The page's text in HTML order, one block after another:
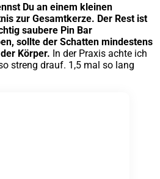
Du an einem kleinen
zur Gesamtkerze. Der Rest ist
saubere Pin Bar
sollte der Schatten mindestens
Körper. In der Praxis achte ich
streng drauf. 1,5 mal so lang